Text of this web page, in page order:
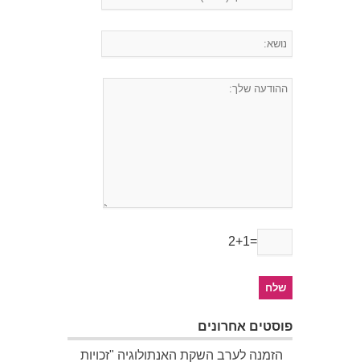
2+1=
פוסטים אחרונים
הזמנה לערב השקת האנתולוגיה "זכויות